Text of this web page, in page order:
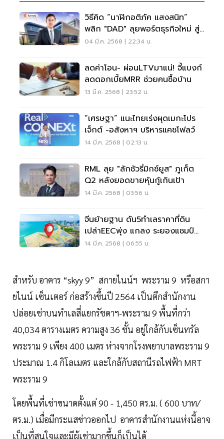
วิธีคิด “นาฬิกอติภัค แสงสนิท”
พลิก "DAD" ลุยพอร์ตธุรกิจใหม่ สู่
ความยั่งยืน
04 มี.ค. 2568 | 22:34 น.
ลดค่าโอน- ผ่อนLTVมาแน่! จี้แบงก์
ลดดอกเบี้ยMRR ช่วยคนซื้อบ้าน
13 มี.ค. 2568 | 23:52 น.
“เศรษฐา” แนะไทยเร่งผุดเมกะโปร
เจ็กต์ -อสังหาฯ ​บริหารแคชโฟลว์
14 มี.ค. 2568 | 02:13 น.
RML ลุย "ลักชัวรี่มิกซ์ยูส" ภูเก็ต
Q2 หลังยอดขายหุ้นกู้เกินเป้า
14 มี.ค. 2568 | 03:56 น.
จีนย้ายฐาน ดัน5ทำเลราคาที่ดิน
เปล่าEECพุ่ง แกลง ระยองแชมป์
92.3%
14 มี.ค. 2568 | 06:55 น.
สำหรับ อาคาร “skyy 9” สกายไนน์ฯ พระราม 9 หรือสกา
ยไนน์ เซ็นเตอร์ ก่อสร้างขึ้นปี 2564 เป็นตึกสำนักงาน
ปล่อยเช่าบนทำเลสี่แยกรัชดาฯ-พระราม 9 พื้นที่กว่า
40,034 ตารางเมตร ความสูง 36 ชั้น อยู่ใกล้กับเซ็นทรัล
พระราม 9 เพียง 400 เมตร ห่างจากโรงพยาบาลพระราม 9
ประมาณ 1.4 กิโลเมตร และใกล้กับสถานีรถไฟฟ้า MRT
พระราม 9
โดยพื้นที่เช่าขนาดตั้งแต่ 90 - 1,450 ตร.ม. ( 600 บาท/
ตร.ม.) เมื่อมีกระแสข่าวออกไป อาคารสำนักงานแห่งนี้อาจ
เป็นที่สนใจและมีผู้เช่ามากขึ้นก็เป็นได้